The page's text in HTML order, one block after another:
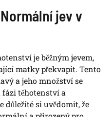
jev v
je běžným jevem,
matky překvapit. Tento
a jeho množství se
fázi těhotenství a
důležité si uvědomit, že